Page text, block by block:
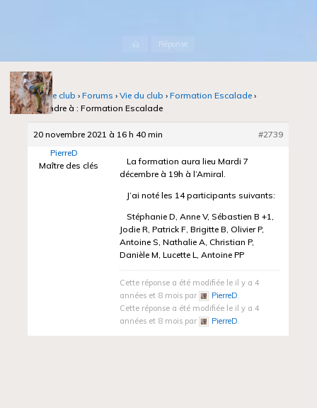
AccueilRéponse
Notre club › Forums › Vie du club › Formation Escalade ›
Répondre à : Formation Escalade
20 novembre 2021 à 16 h 40 min
#2739
PierreD
Maître des clés
La formation aura lieu Mardi 7
décembre à 19h à l’Amiral.
J’ai noté les 14 participants suivants:
Stéphanie D, Anne V, Sébastien B +1,
Jodie R, Patrick F, Brigitte B, Olivier P,
Antoine S, Nathalie A, Christian P,
Danièle M, Lucette L, Antoine PP
Cette réponse a été modifiée le il y a 4
années et 8 mois par
PierreD.
Cette réponse a été modifiée le il y a 4
années et 8 mois par
PierreD.